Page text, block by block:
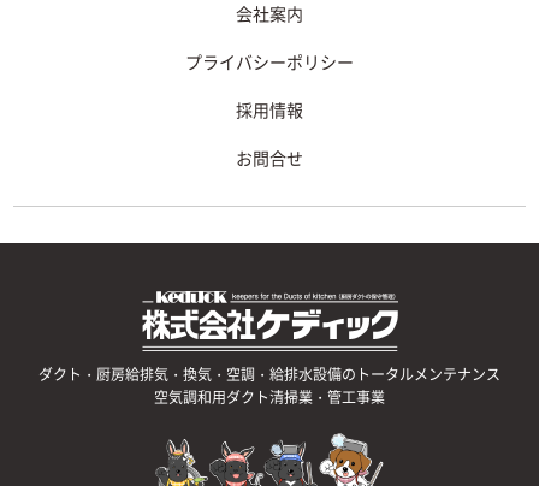
会社案内
プライバシーポリシー
採用情報
お問合せ
ダクト・厨房給排気・換気・空調・給排水設備のトータルメンテナンス
空気調和用ダクト清掃業・管工事業